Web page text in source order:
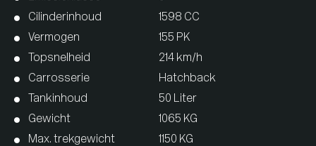
Cilinderinhoud
1598 CC
Vermogen
155 PK
Topsnelheid
214 km/h
Carrosserie
Hatchback
Tankinhoud
50 Liter
Gewicht
1065 KG
Max. trekgewicht
1150 KG